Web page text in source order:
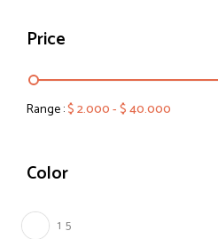
Price
Range :$2.000-$40.000
Color
1 5